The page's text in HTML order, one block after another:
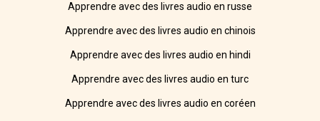
Apprendre avec des livres audio en russe
Apprendre avec des livres audio en chinois
Apprendre avec des livres audio en hindi
Apprendre avec des livres audio en turc
Apprendre avec des livres audio en coréen